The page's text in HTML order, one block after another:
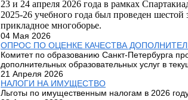
23 и 24 апреля 2026 года в рамках
2025-26 учебного года был проведен
прикладное многоборье.
04 Мая 2026
ОПРОС ПО ОЦЕНКЕ КАЧЕСТВА
Комитет по образованию Санкт-Петербурга
дополнительных образовательных услуг в
21 Апреля 2026
НАЛОГИ НА ИМУЩЕСТВО
Льготы по имущественным налогам в 2026